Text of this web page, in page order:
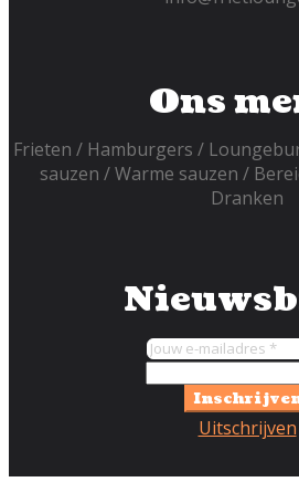
Ons
Frieten Hamburgers
sauzen
Warme sauzen
Dranken
Uitschrijven